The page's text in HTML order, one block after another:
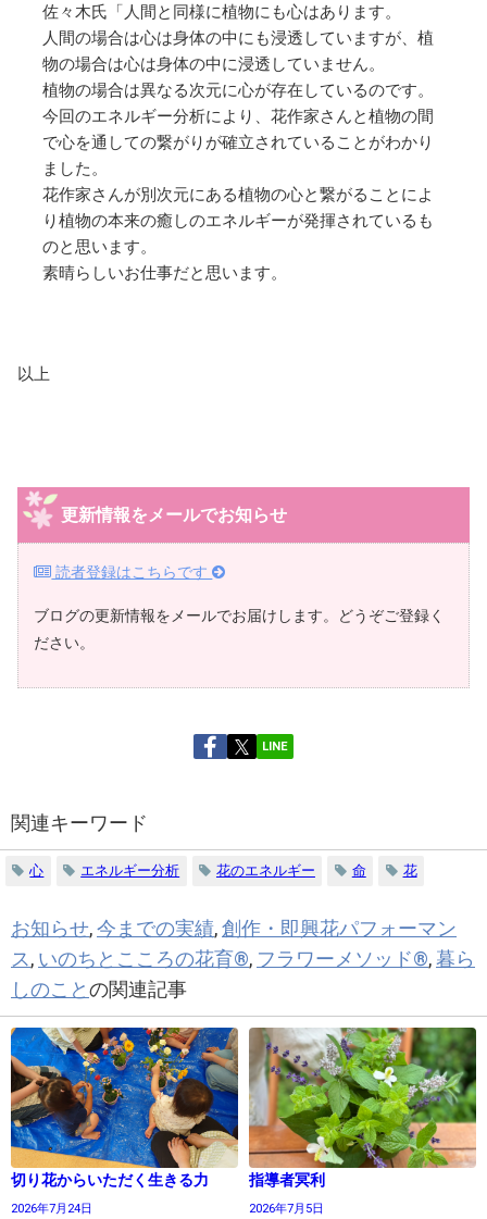
佐々木氏「人間と同様に植物にも心はあります。
人間の場合は心は身体の中にも浸透していますが、植
物の場合は心は身体の中に浸透していません。
植物の場合は異なる次元に心が存在しているのです。
今回のエネルギー分析により、花作家さんと植物の間
で心を通しての繋がりが確立されていることがわかり
ました。
花作家さんが別次元にある植物の心と繋がることによ
り植物の本来の癒しのエネルギーが発揮されているも
のと思います。
素晴らしいお仕事だと思います。
以上
更新情報をメールでお知らせ
読者登録はこちらです
ブログの更新情報をメールでお届けします。どうぞご登録く
ださい。
LINE
関連キーワード
心 エネルギー分析 花のエネルギー 命 花
お知らせ,今までの実績,創作・即興花パフォーマン
ス, いのちとこころの花育®, フラワーメソッド®,暮ら
しのことの関連記事
切り花からいただく生きる力
2026年7月24日
指導者冥利
2026年7月5日